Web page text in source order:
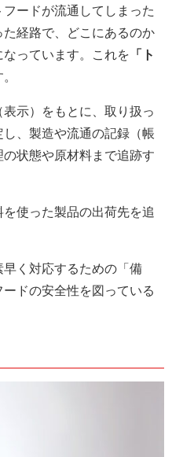
ードが流通してしまった
経路で、どこにあるのか
っています。これを 「ト
示）をもとに、取り扱っ
、製造や流通の記録（帳
状態や原材料まで追跡す
使った製品の出荷先を追
く対応するための「備
ドの安全性を図っている